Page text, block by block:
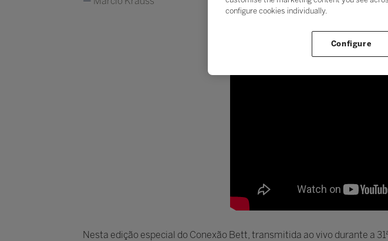
Nesta edição especial do Conexão Bett, transmitida ao vivo durante a
configure cookies individually.
Configure